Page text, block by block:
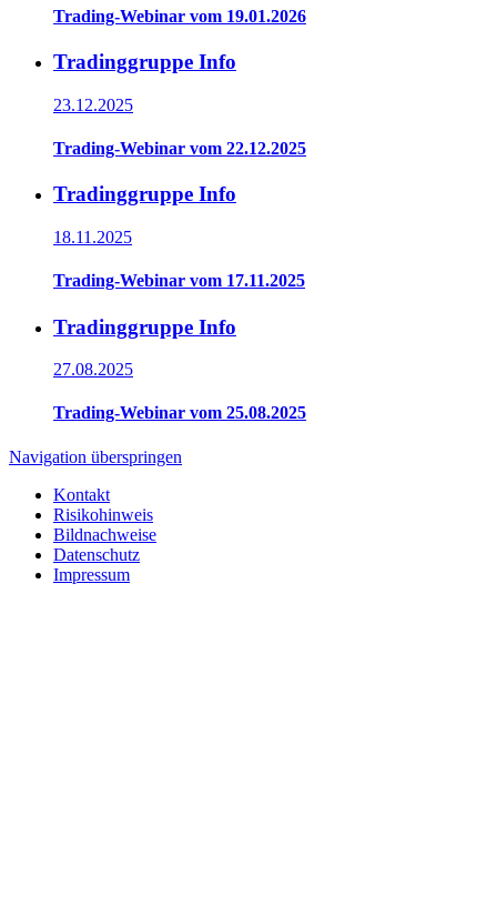
Trading-Webinar vom 19.01.2026
Tradinggruppe Info
23.12.2025
Trading-Webinar vom 22.12.2025
Tradinggruppe Info
18.11.2025
Trading-Webinar vom 17.11.2025
Tradinggruppe Info
27.08.2025
Trading-Webinar vom 25.08.2025
Navigation überspringen
Kontakt
Risikohinweis
Bildnachweise
Datenschutz
Impressum